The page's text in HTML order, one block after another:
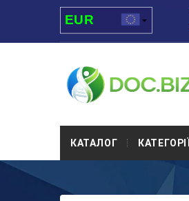
EUR
USD
UAH
MDL
КАТАЛОГ КАТЕГОРІЇ